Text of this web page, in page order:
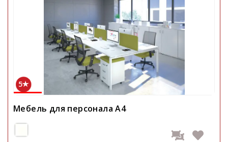
5
Мебель для персонала А4